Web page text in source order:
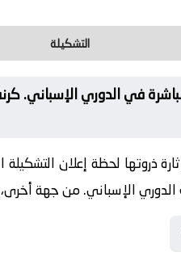
التشكيلة
في الدوري الإسباني.
ذروتها لحظة إعلان
الإسباني. من جهة